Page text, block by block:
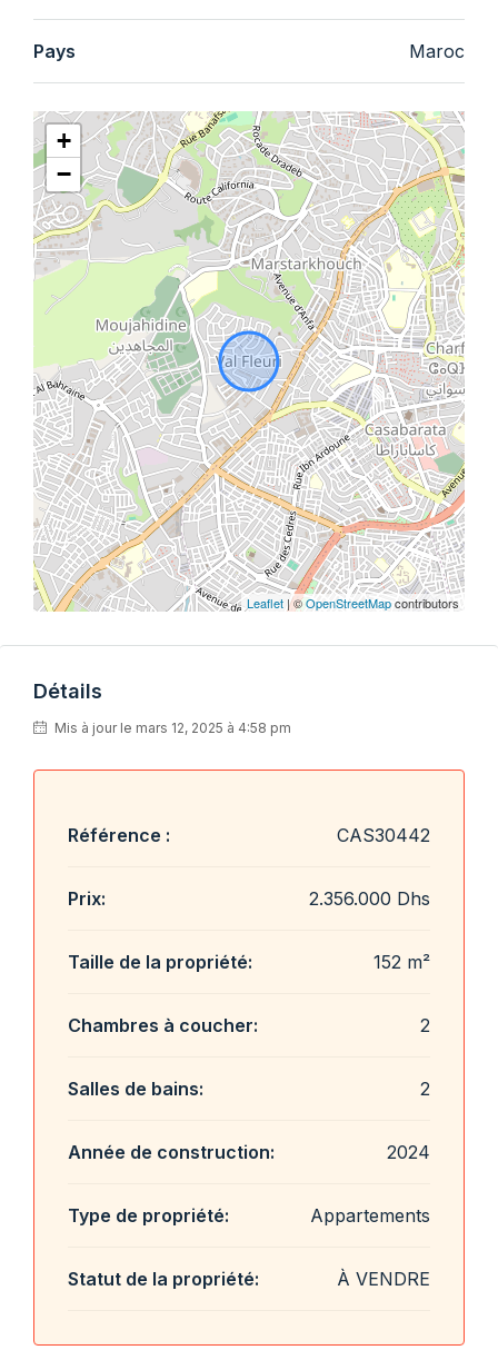
Pays Maroc
+
−
Leaflet | ©OpenStreetMapcontributors
Détails
Mis à jour le mars 12, 2025 à 4:58 pm
Référence : CAS30442
Prix: 2.356.000 Dhs
Taille de la propriété: 152 m²
Chambres à coucher: 2
Salles de bains: 2
Année de construction: 2024
Type de propriété: Appartements
Statut de la propriété: À VENDRE